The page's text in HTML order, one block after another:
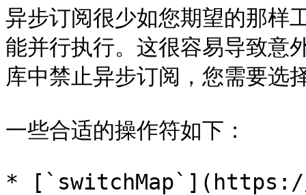
异步订阅很少如您期望的那样
能并行执行。这很容易导致意
库中禁止异步订阅，您需要选
一些合适的操作符如下：
*